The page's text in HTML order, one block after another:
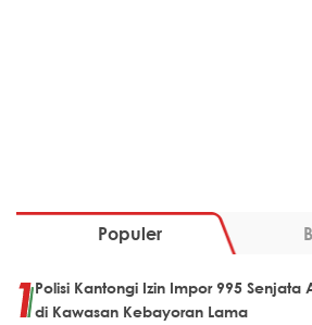
Populer
Polisi Kantongi Izin Impor 995
di Kawasan Kebayoran Lama